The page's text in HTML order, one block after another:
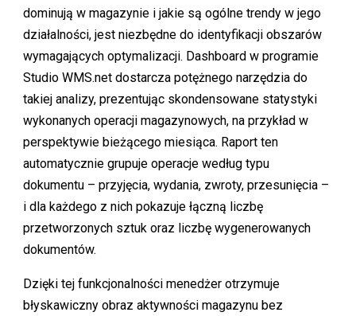
dominują w magazynie i jakie są ogólne trendy w jego
działalności, jest niezbędne do identyfikacji obszarów
wymagających optymalizacji. Dashboard w programie
Studio WMS.net dostarcza potężnego narzędzia do
takiej analizy, prezentując skondensowane statystyki
wykonanych operacji magazynowych, na przykład w
perspektywie bieżącego miesiąca. Raport ten
automatycznie grupuje operacje według typu
dokumentu – przyjęcia, wydania, zwroty, przesunięcia –
i dla każdego z nich pokazuje łączną liczbę
przetworzonych sztuk oraz liczbę wygenerowanych
dokumentów.
Dzięki tej funkcjonalności menedżer otrzymuje
błyskawiczny obraz aktywności magazynu bez